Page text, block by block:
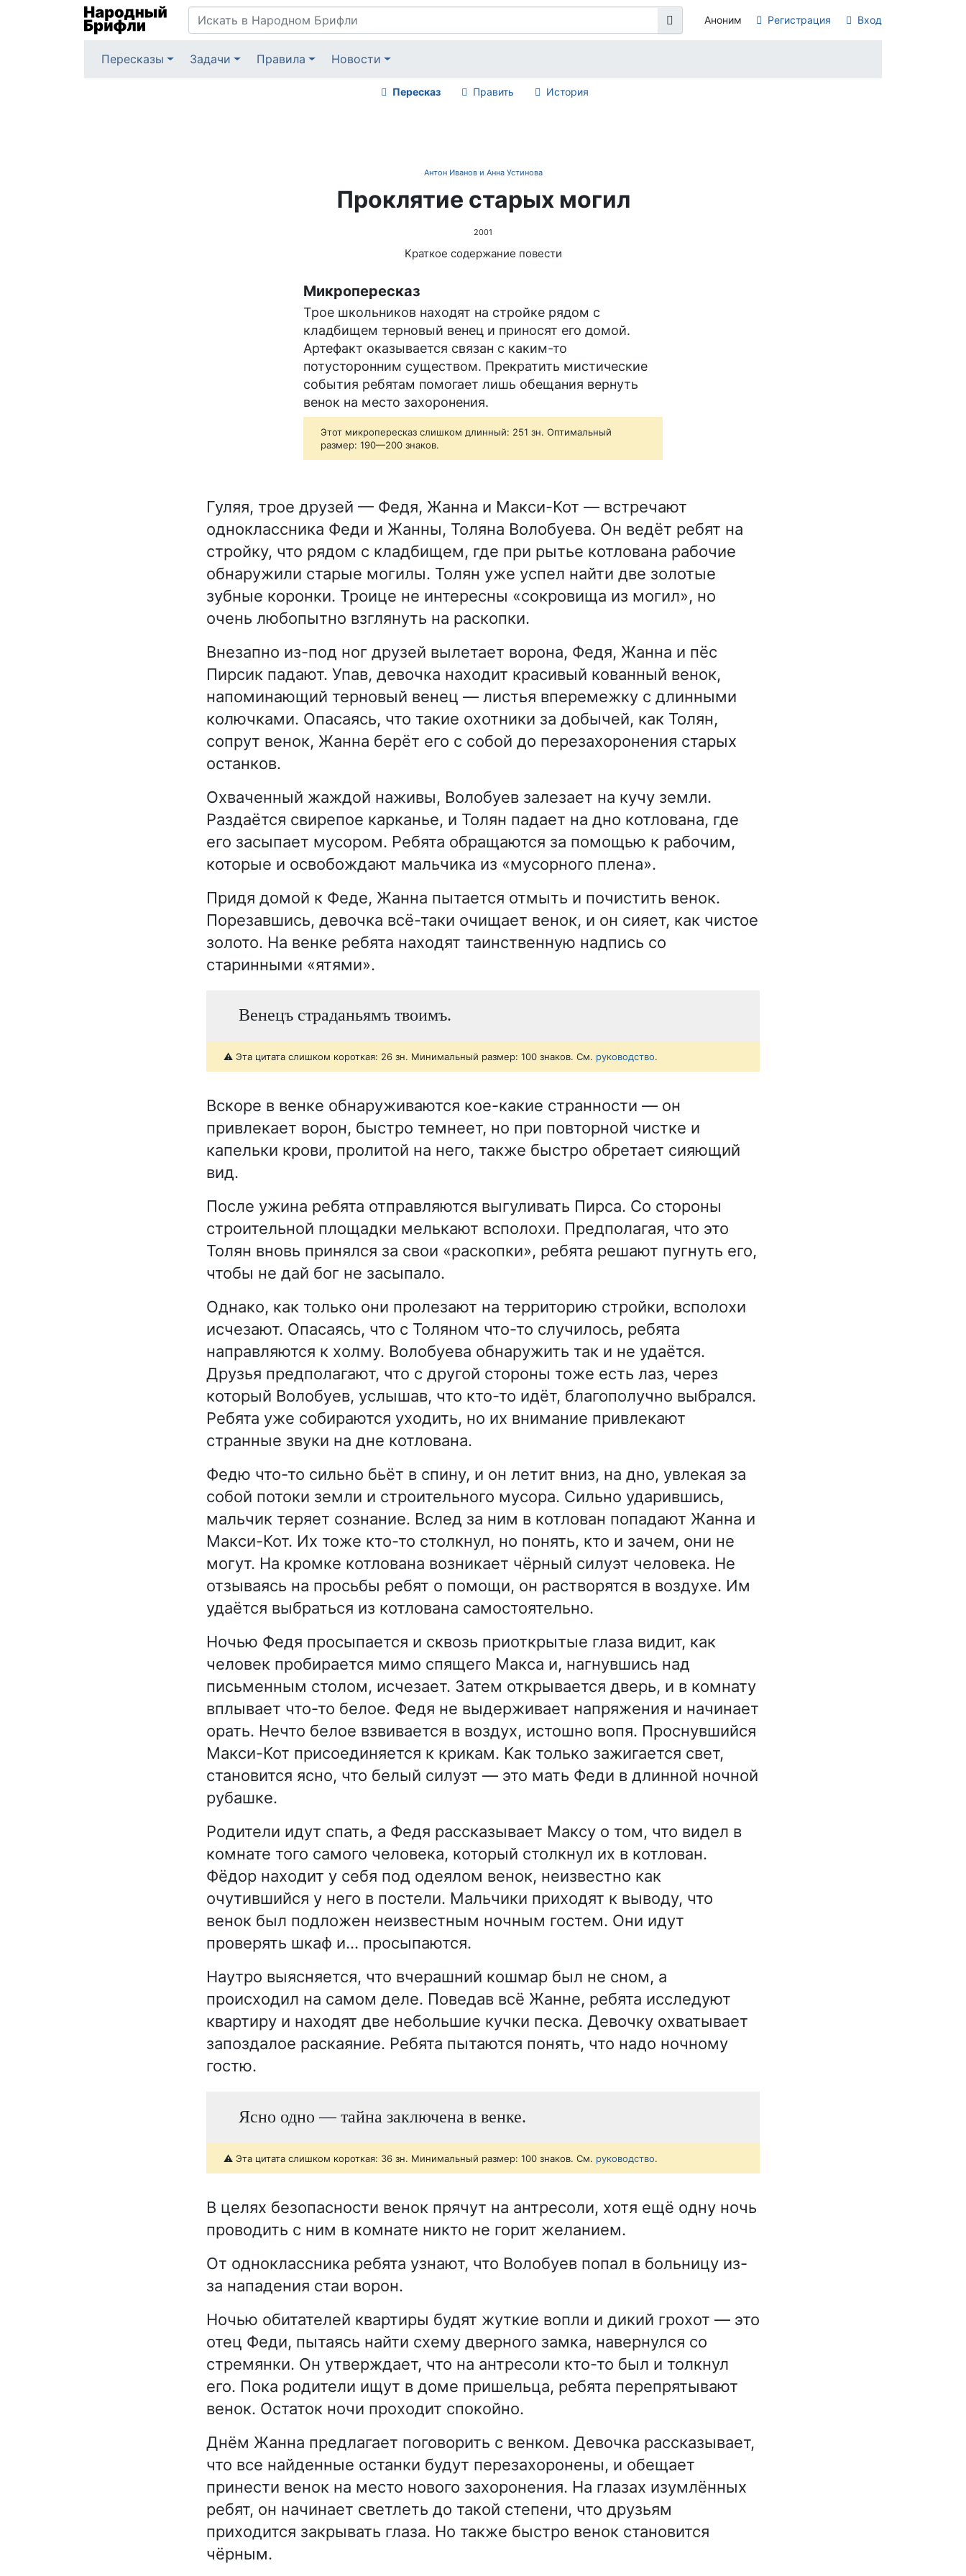
Аноним Регистрация Вход
Пересказы Задачи Правила Новости
Пересказ Править История
Антон Иванов и Анна Устинова
Проклятие старых могил
2001
Краткое содержание повести
Микропересказ
Трое школьников находят на стройке рядом с
кладбищем терновый венец и приносят его домой.
Артефакт оказывается связан с каким-то
потусторонним существом. Прекратить мистические
события ребятам помогает лишь обещания вернуть
венок на место захоронения.
Этот микропересказ слишком длинный: 251 зн. Оптимальный
размер: 190—200 знаков.
Гуляя, трое друзей — Федя, Жанна и Макси-Кот — встречают
одноклассника Феди и Жанны, Толяна Волобуева. Он ведёт ребят на
стройку, что рядом с кладбищем, где при рытье котлована рабочие
обнаружили старые могилы. Толян уже успел найти две золотые
зубные коронки. Троице не интересны «сокровища из могил», но
очень любопытно взглянуть на раскопки.
Внезапно из-под ног друзей вылетает ворона, Федя, Жанна и пёс
Пирсик падают. Упав, девочка находит красивый кованный венок,
напоминающий терновый венец — листья вперемежку с длинными
колючками. Опасаясь, что такие охотники за добычей, как Толян,
сопрут венок, Жанна берёт его с собой до перезахоронения старых
останков.
Охваченный жаждой наживы, Волобуев залезает на кучу земли.
Раздаётся свирепое карканье, и Толян падает на дно котлована, где
его засыпает мусором. Ребята обращаются за помощью к рабочим,
которые и освобождают мальчика из «мусорного плена».
Придя домой к Феде, Жанна пытается отмыть и почистить венок.
Порезавшись, девочка всё-таки очищает венок, и он сияет, как чистое
золото. На венке ребята находят таинственную надпись со
старинными «ятями».
Венецъ страданьямъ твоимъ.
⚠️ Эта цитата слишком короткая: 26 зн. Минимальный размер: 100 знаков. См. руководство.
Вскоре в венке обнаруживаются кое-какие странности — он
привлекает ворон, быстро темнеет, но при повторной чистке и
капельки крови, пролитой на него, также быстро обретает сияющий
вид.
После ужина ребята отправляются выгуливать Пирса. Со стороны
строительной площадки мелькают всполохи. Предполагая, что это
Толян вновь принялся за свои «раскопки», ребята решают пугнуть его,
чтобы не дай бог не засыпало.
Однако, как только они пролезают на территорию стройки, всполохи
исчезают. Опасаясь, что с Толяном что-то случилось, ребята
направляются к холму. Волобуева обнаружить так и не удаётся.
Друзья предполагают, что с другой стороны тоже есть лаз, через
который Волобуев, услышав, что кто-то идёт, благополучно выбрался.
Ребята уже собираются уходить, но их внимание привлекают
странные звуки на дне котлована.
Федю что-то сильно бьёт в спину, и он летит вниз, на дно, увлекая за
собой потоки земли и строительного мусора. Сильно ударившись,
мальчик теряет сознание. Вслед за ним в котлован попадают Жанна и
Макси-Кот. Их тоже кто-то столкнул, но понять, кто и зачем, они не
могут. На кромке котлована возникает чёрный силуэт человека. Не
отзываясь на просьбы ребят о помощи, он растворятся в воздухе. Им
удаётся выбраться из котлована самостоятельно.
Ночью Федя просыпается и сквозь приоткрытые глаза видит, как
человек пробирается мимо спящего Макса и, нагнувшись над
письменным столом, исчезает. Затем открывается дверь, и в комнату
вплывает что-то белое. Федя не выдерживает напряжения и начинает
орать. Нечто белое взвивается в воздух, истошно вопя. Проснувшийся
Макси-Кот присоединяется к крикам. Как только зажигается свет,
становится ясно, что белый силуэт — это мать Феди в длинной ночной
рубашке.
Родители идут спать, а Федя рассказывает Максу о том, что видел в
комнате того самого человека, который столкнул их в котлован.
Фёдор находит у себя под одеялом венок, неизвестно как
очутившийся у него в постели. Мальчики приходят к выводу, что
венок был подложен неизвестным ночным гостем. Они идут
проверять шкаф и… просыпаются.
Наутро выясняется, что вчерашний кошмар был не сном, а
происходил на самом деле. Поведав всё Жанне, ребята исследуют
квартиру и находят две небольшие кучки песка. Девочку охватывает
запоздалое раскаяние. Ребята пытаются понять, что надо ночному
гостю.
Ясно одно — тайна заключена в венке.
⚠️ Эта цитата слишком короткая: 36 зн. Минимальный размер: 100 знаков. См. руководство.
В целях безопасности венок прячут на антресоли, хотя ещё одну ночь
проводить с ним в комнате никто не горит желанием.
От одноклассника ребята узнают, что Волобуев попал в больницу из-
за нападения стаи ворон.
Ночью обитателей квартиры будят жуткие вопли и дикий грохот — это
отец Феди, пытаясь найти схему дверного замка, навернулся со
стремянки. Он утверждает, что на антресоли кто-то был и толкнул
его. Пока родители ищут в доме пришельца, ребята перепрятывают
венок. Остаток ночи проходит спокойно.
Днём Жанна предлагает поговорить с венком. Девочка рассказывает,
что все найденные останки будут перезахоронены, и обещает
принести венок на место нового захоронения. На глазах изумлённых
ребят, он начинает светлеть до такой степени, что друзьям
приходится закрывать глаза. Но также быстро венок становится
чёрным.